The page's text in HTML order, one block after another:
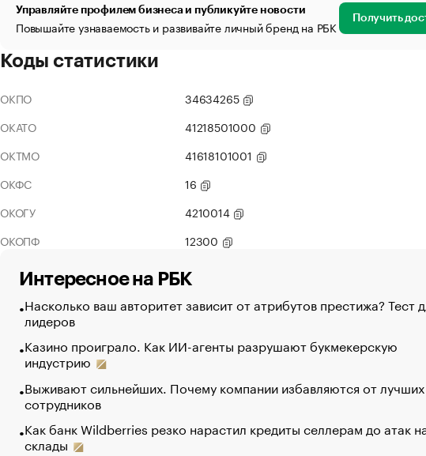
Управляйте профилем бизнеса и публикуйте новости
Повышайте узнаваемость и развивайте личный бренд на РБК Получить
Коды статистики
ОКПО
34634265
ОКАТО
41218501000
ОКТМО
41618101001
ОКФС
16
ОКОГУ
4210014
ОКОПФ
12300
Интересное на РБК
Насколько ваш авторитет зависит от атрибутов престижа? Тест
лидеров
Казино проиграло. Как ИИ-агенты разрушают букмекерскую
индустрию
Выживают сильнейших. Почему компании избавляются от лучших
сотрудников
Как банк Wildberries резко нарастил кредиты селлерам до атак
склады